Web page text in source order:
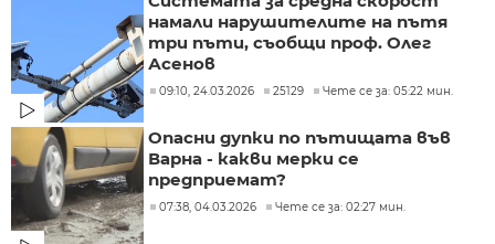
намали нарушителите на пътя
три пъти, съобщи проф. Олег
Асенов
09:10, 24.03.2026 25129 Чете се за: 05:22 мин.
Опасни дупки по пътищата във
Варна - какви мерки се
предприемат?
07:38, 04.03.2026 Чете се за: 02:27 мин.